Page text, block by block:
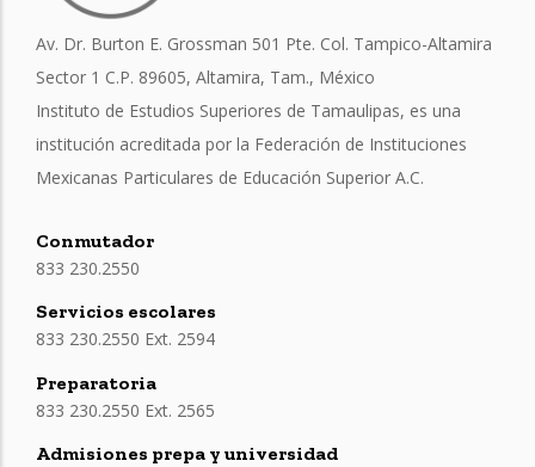
Av. Dr. Burton E. Grossman 501 Pte. Col. Tampico-Altamira
Sector 1 C.P. 89605, Altamira, Tam., México
Instituto de Estudios Superiores de Tamaulipas, es una
institución acreditada por la Federación de Instituciones
Mexicanas Particulares de Educación Superior A.C.
Conmutador
833 230.2550
Servicios escolares
833 230.2550 Ext. 2594
Preparatoria
833 230.2550 Ext. 2565
Admisiones prepa y universidad